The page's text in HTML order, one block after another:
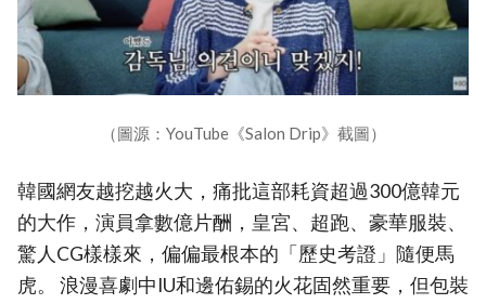
（圖源：YouTube《Salon Drip》截圖）
韓國網友越挖越火大，痛批這部耗資超過300億韓元
的大作，演員拿數億片酬，皇宮、超跑、豪華服裝、
驚人CG樣樣來，偏偏最根本的「歷史考證」隨便馬
虎。 浪漫喜劇中IU和邊佑錫的火花固然重要，但包裝